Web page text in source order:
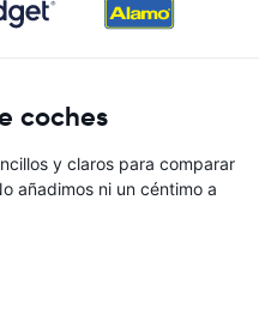
coches
y claros para comparar
añadimos ni un céntimo a